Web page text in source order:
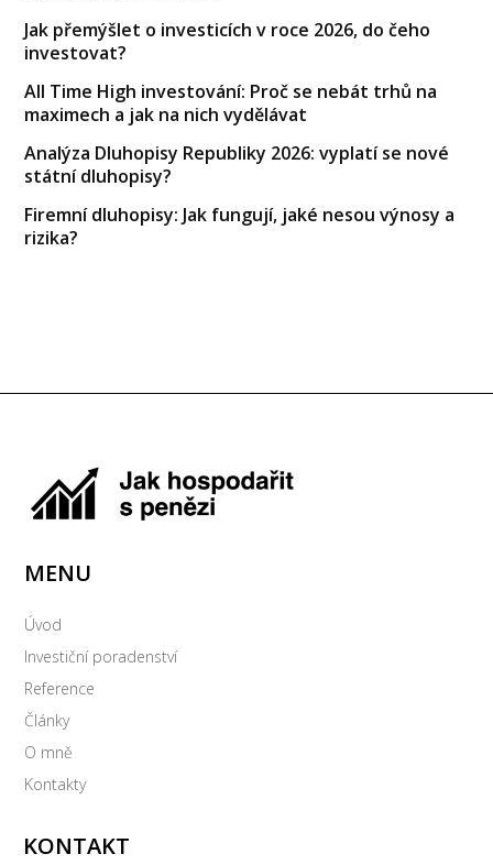
Jak přemýšlet o investicích v roce 2026, do čeho
investovat?
All Time High investování: Proč se nebát trhů na
maximech a jak na nich vydělávat
Analýza Dluhopisy Republiky 2026: vyplatí se nové
státní dluhopisy?
Firemní dluhopisy: Jak fungují, jaké nesou výnosy a
rizika?
MENU
Úvod
Investiční poradenství
Reference
Články
O mně
Kontakty
KONTAKT